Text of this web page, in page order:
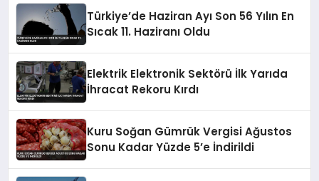
Türkiye’de Haziran Ayı Son 56 Yılın En
Sıcak 11. Haziranı Oldu
Elektrik Elektronik Sektörü İlk Yarıda
İhracat Rekoru Kırdı
Kuru Soğan Gümrük Vergisi Ağustos
Sonu Kadar Yüzde 5’e İndirildi